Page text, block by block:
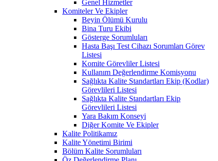
Genel Hizmetler
Komiteler Ve Ekipler
Beyin Ölümü Kurulu
Bina Turu Ekibi
Gösterge Sorumluları
Hasta Başı Test Cihazı Sorumları Görev
Listesi
Komite Görevliler Listesi
Kullanım Değerlendirme Komisyonu
Sağlıkta Kalite Standartları Ekip (Kodlar)
Görevlileri Listesi
Sağlıkta Kalite Standartları Ekip
Görevlileri Listesi
Yara Bakım Konseyi
Diğer Komite Ve Ekipler
Kalite Politikamız
Kalite Yönetimi Birimi
Bölüm Kalite Sorumluları